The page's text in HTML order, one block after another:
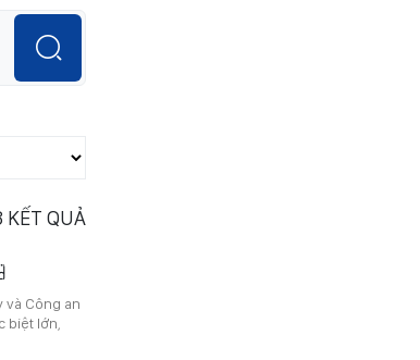
KẾT QUẢ
và Công an
biệt lớn,